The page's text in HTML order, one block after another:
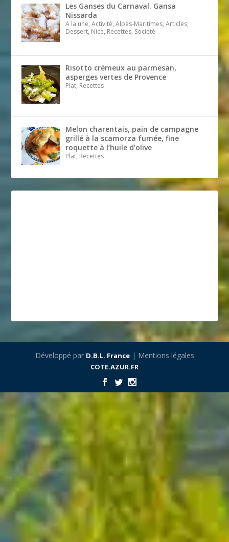
Les Ganses du Carnaval. Gansa
Nissarda
A la une, Activité, Alpes-Maritimes, Articles,
Dessert, Nice, Recettes, Société
Risotto crémeux au parmesan,
asperges vertes de Provence
Plat, Recettes
Melon charentais, pain de campagne
grillé à la scamorza fumée, fine
roquette à l’huile d’olive
Plat, Recettes
Développé par D.B.L. France| Mentions légales
COTE.AZUR.FR